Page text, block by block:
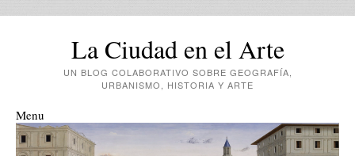
La Ciudad en el Arte
UN BLOG COLABORATIVO SOBRE GEOGRAFÍA,
URBANISMO, HISTORIA Y ARTE
Menu
Skip to content